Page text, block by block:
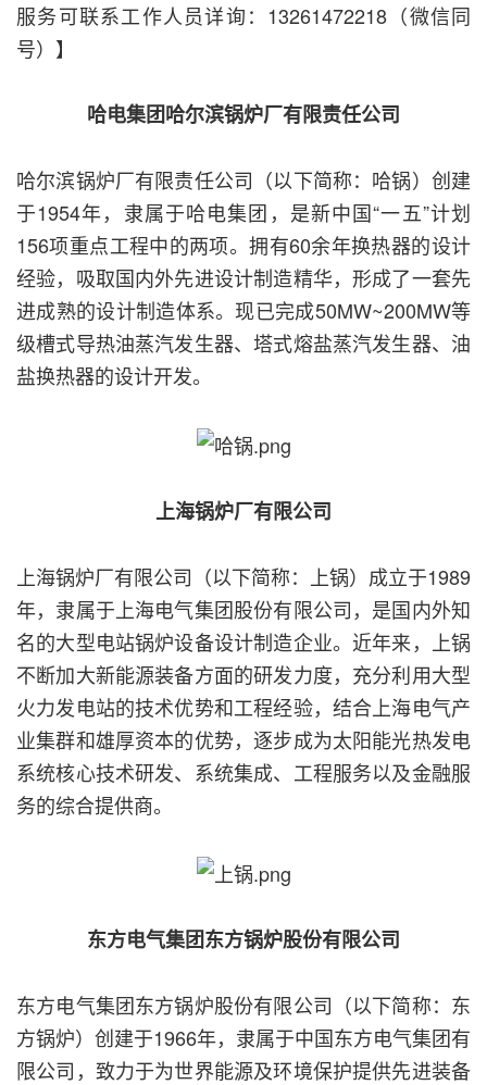
服务可联系工作人员详询：13261472218（微信同
号）】
哈电集团哈尔滨锅炉厂有限责任公司
哈尔滨锅炉厂有限责任公司（以下简称：哈锅）创建
于1954年，隶属于哈电集团，是新中国“一五”计划
156项重点工程中的两项。拥有60余年换热器的设计
经验，吸取国内外先进设计制造精华，形成了一套先
进成熟的设计制造体系。现已完成50MW~200MW等
级槽式导热油蒸汽发生器、塔式熔盐蒸汽发生器、油
盐换热器的设计开发。
上海锅炉厂有限公司
上海锅炉厂有限公司（以下简称：上锅）成立于1989
年，隶属于上海电气集团股份有限公司，是国内外知
名的大型电站锅炉设备设计制造企业。近年来，上锅
不断加大新能源装备方面的研发力度，充分利用大型
火力发电站的技术优势和工程经验，结合上海电气产
业集群和雄厚资本的优势，逐步成为太阳能光热发电
系统核心技术研发、系统集成、工程服务以及金融服
务的综合提供商。
东方电气集团东方锅炉股份有限公司
东方电气集团东方锅炉股份有限公司（以下简称：东
方锅炉）创建于1966年，隶属于中国东方电气集团有
限公司，致力于为世界能源及环境保护提供先进装备